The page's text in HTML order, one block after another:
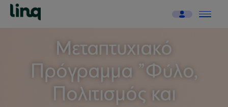
Μεταπτυχιακό
Πρόγραμμα ”Φύλο,
Πολιτισμός και